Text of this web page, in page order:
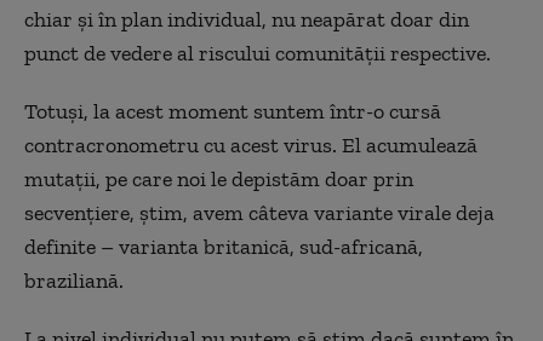
chiar și în plan individual, nu neapărat doar din
punct de vedere al riscului comunității respective.
Totuși, la acest moment suntem într-o cursă
contracronometru cu acest virus. El acumulează
mutații, pe care noi le depistăm doar prin
secvențiere, știm, avem câteva variante virale deja
definite – varianta britanică, sud-africană,
braziliană.